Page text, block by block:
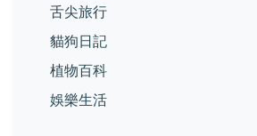
舌尖旅行
貓狗日記
植物百科
娛樂生活